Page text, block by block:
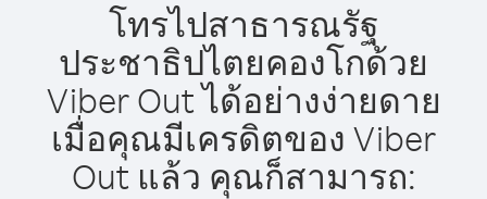
โทรไปสาธารณรัฐ
ประชาธิปไตยคองโกด้วย
Viber Out ได้อย่างง่ายดาย
เมื่อคุณมีเครดิตของ Viber
Out แล้ว คุณก็สามารถ: